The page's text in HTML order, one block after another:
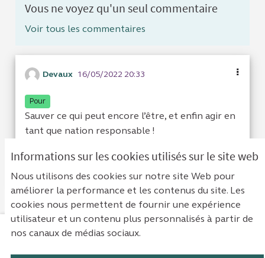
Informations sur les cookies utilisés sur le site web
Nous utilisons des cookies sur notre site Web pour
améliorer la performance et les contenus du site. Les
cookies nous permettent de fournir une expérience
utilisateur et un contenu plus personnalisés à partir de
nos canaux de médias sociaux.
Vous ne voyez qu'un seul commentaire
Voir tous les commentaires
Devaux 16/05/2022 20:33
Pour
Sauver ce qui peut encore l’être, et enfin agir en
tant que nation responsable !
Mentions légales